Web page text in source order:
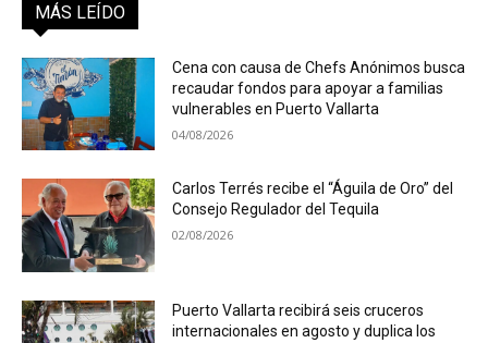
MÁS LEÍDO
Cena con causa de Chefs Anónimos busca
recaudar fondos para apoyar a familias
vulnerables en Puerto Vallarta
04/08/2026
Carlos Terrés recibe el “Águila de Oro” del
Consejo Regulador del Tequila
02/08/2026
Puerto Vallarta recibirá seis cruceros
internacionales en agosto y duplica los